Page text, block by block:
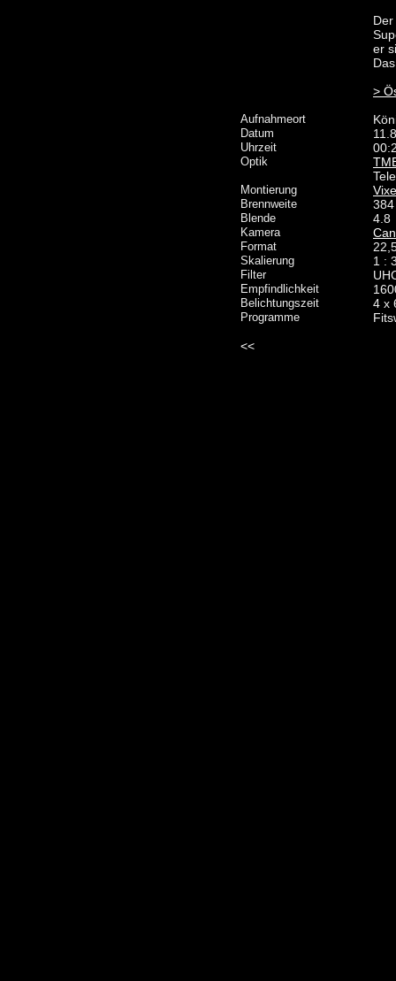
er
>
Aufnahmeort
Datum
Uhrzeit
Optik
Montierung
Brennweite
Blende 4.8
Kamera
Format
Skalierung 1 :
Filter
Empfindlichkeit
Belichtungszeit 4 x
Programme
<<